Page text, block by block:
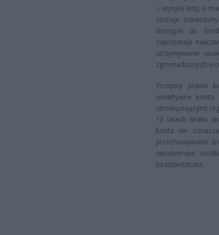
– wysyła listy, e-
zostaje
dostępie do
zaprzestaje
utrzymywanie
zgromadzonych
Przepisy prawa
nieaktywne
obowiązującymi
10 latach braku
konta nie
przechowywania
nieodebrane
bezdziedziczne.